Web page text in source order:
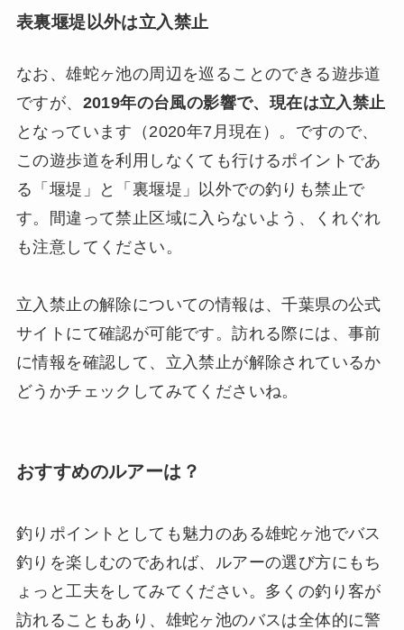
表裏堰堤以外は立入禁止
なお、雄蛇ヶ池の周辺を巡ることのできる遊歩道
ですが、 2019年の台風の影響で、現在は立入禁止
となっています（2020年7月現在）。ですので、
この遊歩道を利用しなくても行けるポイントであ
る「堰堤」と「裏堰堤」以外での釣りも禁止で
す。間違って禁止区域に入らないよう、くれぐれ
も注意してください。
立入禁止の解除についての情報は、千葉県の公式
サイトにて確認が可能です。訪れる際には、事前
に情報を確認して、立入禁止が解除されているか
どうかチェックしてみてくださいね。
おすすめのルアーは？
釣りポイントとしても魅力のある雄蛇ヶ池でバス
釣りを楽しむのであれば、ルアーの選び方にもち
ょっと工夫をしてみてください。多くの釣り客が
訪れることもあり、雄蛇ヶ池のバスは全体的に警